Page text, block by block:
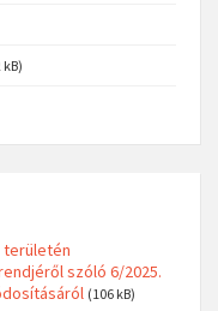
kB)
területén
szóló 6/2025.
(106 kB)